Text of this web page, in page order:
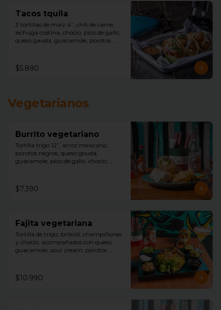
Tacos tquila
3 tortillas de maíz 4”, chili de carne,
lechuga costina, choclo, pico de gallo,
queso gauda, guacamole, porotos
tquila aparte.
$5.890
Vegetarianos
Burrito vegetariano
Tortilla trigo 12”, arroz mexicano,
porotos negros, queso gouda,
guacamole, pico de gallo, choclo,
$7.390
Fajita vegetariana
Tortilla de trigo, brócoli, champiñones
y choclo, acompañados con queso,
guacamole, sour cream, porotos
$10.990